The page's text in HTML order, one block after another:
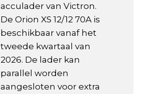
acculader van Victron.
De Orion XS 12/12 70A is
beschikbaar vanaf het
tweede kwartaal van
2026. De lader kan
parallel worden
aangesloten voor extra